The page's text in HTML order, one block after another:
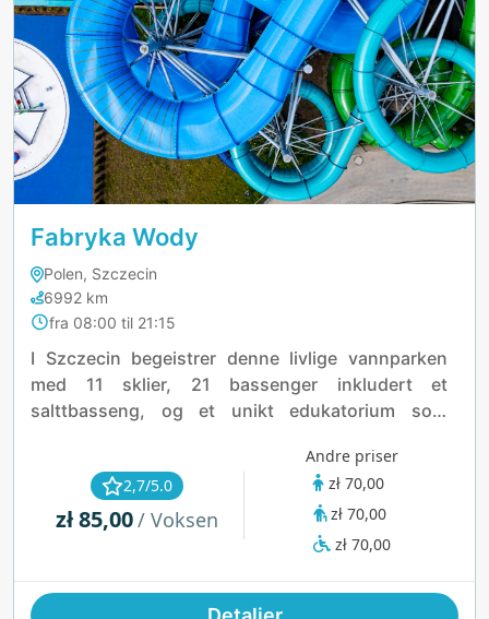
Fabryka Wody
Polen, Szczecin
6992 km
fra 08:00 til 21:15
I Szczecin begeistrer denne livlige vannparken
med 11 sklier, 21 bassenger inkludert et
salttbasseng, og et unikt edukatorium som
som den vulkanske saunaen, og en utendørs
strand med massasjestråler skaper
uforglemmelige øyeblikk.
2,7/5.0
zł 85,00/ Voksen
Andre priser
zł 70,00
zł 70,00
zł 70,00